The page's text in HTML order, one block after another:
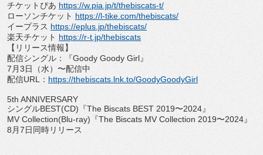
チケットぴあ https://w.pia.jp/t/thebiscats-t/
ローソンチケット https://l-tike.com/thebiscats/
イープラス https://eplus.jp/thebiscats/
楽天チケット https://r-t.jp/thebiscats
【リリース情報】
配信シングル：『Goody Goody Girl』
7 月3日（水）〜配信中
配信URL ： https://thebiscats.lnk. to/GoodyGoodyGirl
5th ANNIVERSARY
シングルBEST(CD) 『The Biscats BEST 2019〜2024』
MV Collection(Blu-ray) 『The Biscats MV Collection 2019〜2024』
8 月7日同時リリース